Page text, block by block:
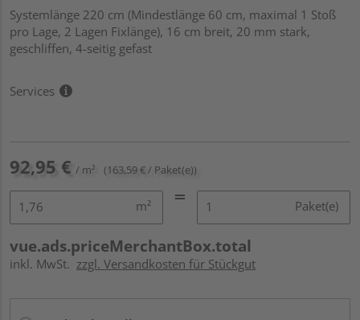
Systemlänge 220 cm (Mindestlänge 60 cm, maximal 1 Stoß
pro Lage, 2 Lagen Fixlänge), 16 cm breit, 20 mm stark,
geschliffen, 4-seitig gefast
Services
92,95 € / m² (163,59 € / Paket(e))
m² Paket(e)
vue.ads.priceMerchantBox.total
inkl. MwSt. zzgl. Versandkosten für Stückgut